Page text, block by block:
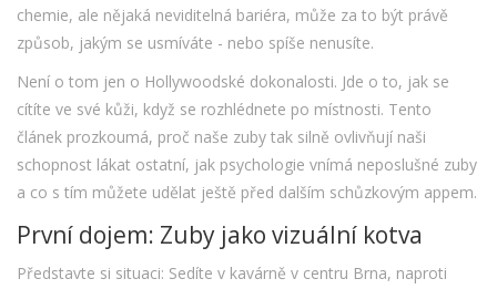
chemie, ale nějaká neviditelná bariéra, může za to být právě
způsob, jakým se usmíváte - nebo spíše nenusíte.
Není o tom jen o Hollywoodské dokonalosti. Jde o to, jak se
cítíte ve své kůži, když se rozhlédnete po místnosti. Tento
článek prozkoumá, proč naše zuby tak silně ovlivňují naši
schopnost lákat ostatní, jak psychologie vnímá neposlušné zuby
a co s tím můžete udělat ještě před dalším schůzkovým appem.
První dojem: Zuby jako vizuální kotva
Představte si situaci: Sedíte v kavárně v centru Brna, naproti